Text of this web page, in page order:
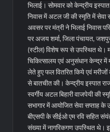
भिलाई। सोमवार को केन्द्रीय
निवास में अटल जी की स्मृति में सेवा
अवसर पर मंत्री ने भिलाई निवास
पर अजय शर्मा, जिला पंचायत,
(स्टील) विशेष रूप से उपस्थित थे।
चिकित्सालय एवं अनुसंधान केन्द्र में
लेते हुए फल वितरित किये एवं
से बातचीत की।केन्द्रीय इस्पात
स्वर्गीय अटल बिहारी वाजपेयी की
सभागार में आयोजित सेवा सप्ताह के
बीएसपी के सीईओ एम रवि सहित
संख्या में नागरिकगण उपस्थित थे।